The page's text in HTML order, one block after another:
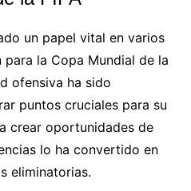
un papel vital en varios
la Copa Mundial de la
ofensiva ha sido
puntos cruciales para su
crear oportunidades de
lo ha convertido en
eliminatorias.